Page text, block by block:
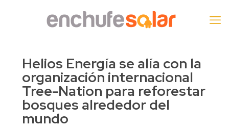
Helios Energía se alía con la
organización internacional
Tree-Nation para reforestar
bosques alrededor del
mundo